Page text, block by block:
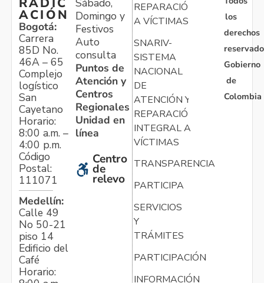
ACIÓN
Bogotá:
Carrera
85D No.
46A – 65
Complejo
logístico
San
Cayetano
Horario:
8:00 a.m. –
4:00 p.m.
Código
Postal:
111071
Medellín:
Calle 49
No 50-21
piso 14
Edificio del
Café
Horario:
Sábado,
Domingo y
Festivos
Auto
consulta
Puntos de
Atención y
Centros
Regionales
Unidad en
línea
Centro
de
relevo
REPARACIÓN
A VÍCTIMAS
SNARIV-
SISTEMA
NACIONAL
DE
ATENCIÓN Y
REPARACIÓN
INTEGRAL A
VÍCTIMAS
TRANSPARENCIA
PARTICIPA
SERVICIOS
Y
TRÁMITES
PARTICIPACIÓN
INFORMACIÓN
los
derechos
Gobierno
de
Colombia